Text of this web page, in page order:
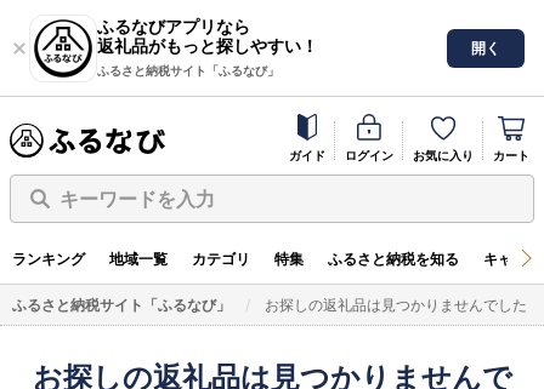
ふるなびアプリなら
返礼品がもっと探しやすい！
ふるさと納税サイト「ふるなび」
開く
ガイド ログイン お気に入り カート
キーワードを入力
ランキング 地域一覧 カテゴリ 特集 ふるさと納税を知る キャン
ふるさと納税サイト「ふるなび」 お探しの返礼品は見つかりませんでした
お探しの返礼品は見つかりませんで